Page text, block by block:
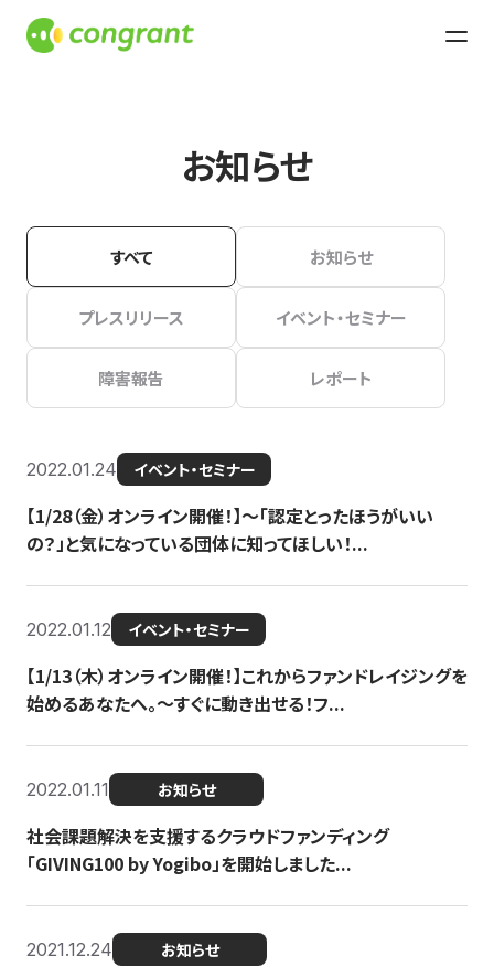
お知らせ
すべて お知らせ
プレスリリース イベント・セミナー
障害報告 レポート
2022.01.24 イベント・セミナー
【1/28（金）オンライン開催！】〜「認定とったほうがいい
の？」と気になっている団体に知ってほしい！...
2022.01.12 イベント・セミナー
【1/13（木）オンライン開催！】これからファンドレイジングを
始めるあなたへ。〜すぐに動き出せる！フ...
2022.01.11 お知らせ
社会課題解決を支援するクラウドファンディング
「GIVING100 by Yogibo」を開始しました...
2021.12.24 お知らせ